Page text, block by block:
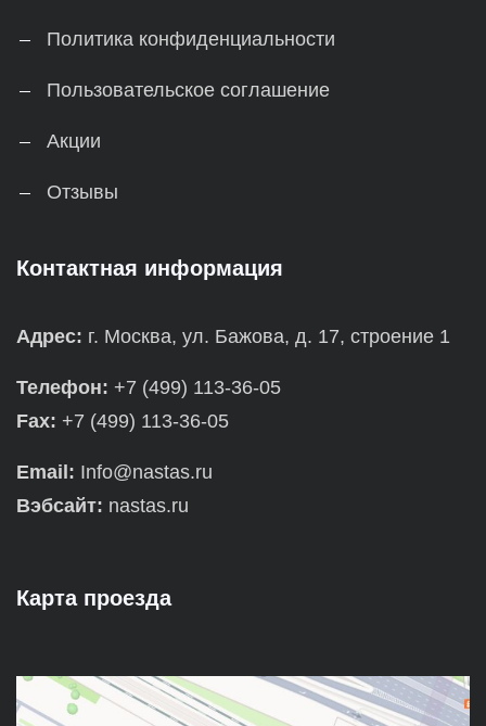
Политика конфиденциальности
Пользовательское соглашение
Акции
Отзывы
Контактная информация
Адрес: г. Москва, ул. Бажова, д. 17, строение 1
Телефон: +7 (499) 113-36-05
Fax: +7 (499) 113-36-05
Email: Info@nastas.ru
Вэбсайт: nastas.ru
Карта проезда